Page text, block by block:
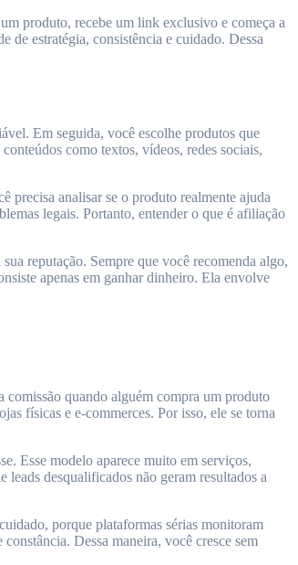
produto, recebe um link exclusivo e começa a
de estratégia, consistência e cuidado. Dessa
Em seguida, você escolhe produtos que
como textos, vídeos, redes sociais,
precisa analisar se o produto realmente ajuda
legais. Portanto, entender o que é afiliação
reputação. Sempre que você recomenda algo,
apenas em ganhar dinheiro. Ela envolve
quando alguém compra um produto
físicas e e-commerces. Por isso, ele se torna
Esse modelo aparece muito em serviços,
desqualificados não geram resultados a
porque plataformas sérias monitoram
Dessa maneira, você cresce sem